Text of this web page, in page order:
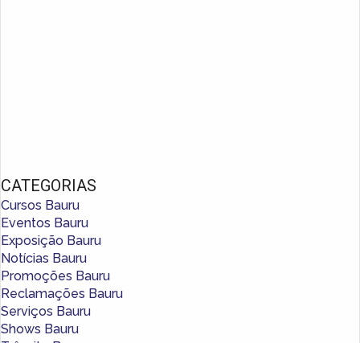
CATEGORIAS
Cursos Bauru
Eventos Bauru
Exposição Bauru
Notícias Bauru
Promoções Bauru
Reclamações Bauru
Serviços Bauru
Shows Bauru